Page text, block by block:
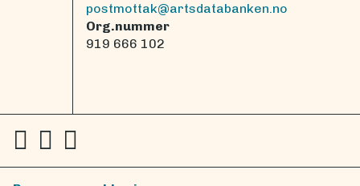
postmottak@artsdatabanken.no
Org.nummer
919 666 102